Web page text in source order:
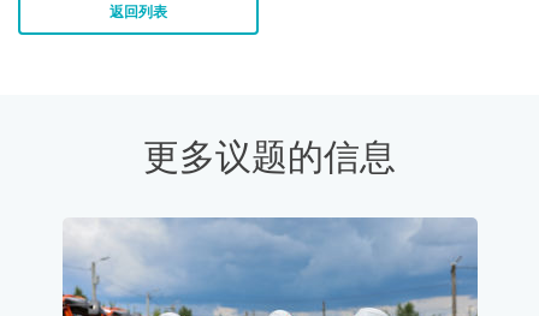
返回列表
更多议题的信息